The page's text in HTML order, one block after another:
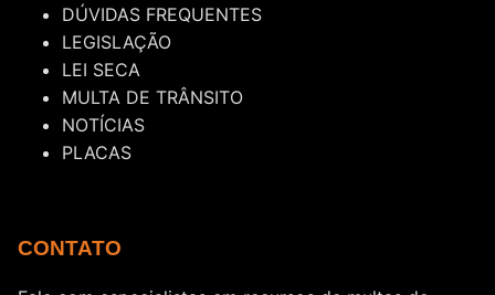
DÚVIDAS FREQUENTES
LEGISLAÇÃO
LEI SECA
MULTA DE TRÂNSITO
NOTÍCIAS
PLACAS
CONTATO